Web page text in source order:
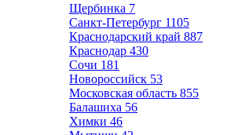
Щербинка 7
Санкт-Петербург 1105
Краснодарский край 887
Краснодар 430
Сочи 181
Новороссийск 53
Московская область 855
Балашиха 56
Химки 46